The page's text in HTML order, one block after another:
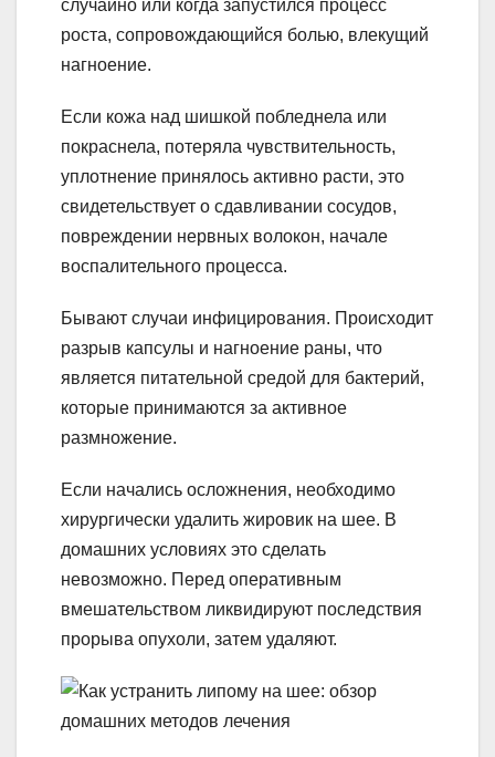
случайно или когда запустился процесс
роста, сопровождающийся болью, влекущий
нагноение.
Если кожа над шишкой побледнела или
покраснела, потеряла чувствительность,
уплотнение принялось активно расти, это
свидетельствует о сдавливании сосудов,
повреждении нервных волокон, начале
воспалительного процесса.
Бывают случаи инфицирования. Происходит
разрыв капсулы и нагноение раны, что
является питательной средой для бактерий,
которые принимаются за активное
размножение.
Если начались осложнения, необходимо
хирургически удалить жировик на шее. В
домашних условиях это сделать
невозможно. Перед оперативным
вмешательством ликвидируют последствия
прорыва опухоли, затем удаляют.